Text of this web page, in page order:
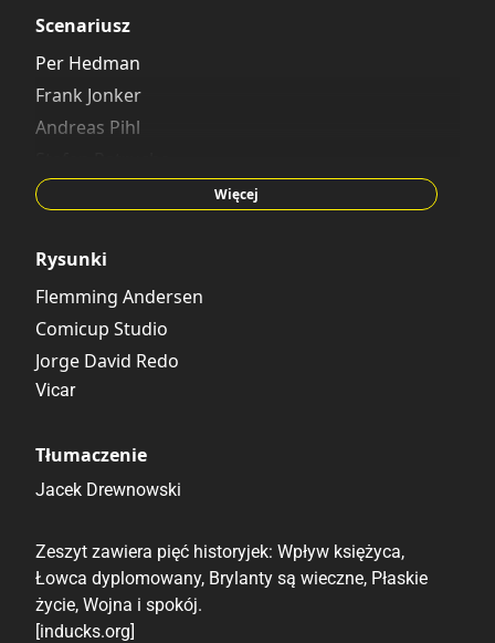
Scenariusz
Per Hedman
Frank Jonker
Andreas Pihl
Dave Angus
Więcej
Rysunki
Flemming Andersen
Comicup Studio
Jorge David Redo
Vicar
Tłumaczenie
Jacek Drewnowski
Zeszyt zawiera pięć historyjek: Wpływ księżyca,
Łowca dyplomowany, Brylanty są wieczne, Płaskie
życie, Wojna i spokój.
[inducks.org]